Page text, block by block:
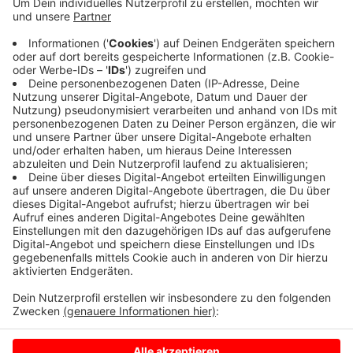
Anzeige
Das passierte im Druffels Weg am Rande der
Innenstadt. Ihr Wagen hob dadurch ab, überschlug sich
und blieb auf dem Dach liegen. Die Fahrerin kam
schwer verletzt in ein Krankenhaus. Ihr Wagen ist
Schrott.
Anzeige
Anzeige